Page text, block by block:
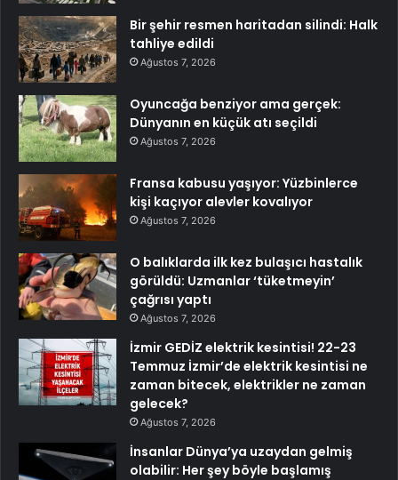
Bir şehir resmen haritadan silindi: Halk
tahliye edildi
Ağustos 7, 2026
Oyuncağa benziyor ama gerçek:
Dünyanın en küçük atı seçildi
Ağustos 7, 2026
Fransa kabusu yaşıyor: Yüzbinlerce
kişi kaçıyor alevler kovalıyor
Ağustos 7, 2026
O balıklarda ilk kez bulaşıcı hastalık
görüldü: Uzmanlar ‘tüketmeyin’
çağrısı yaptı
Ağustos 7, 2026
İzmir GEDİZ elektrik kesintisi! 22-23
Temmuz İzmir’de elektrik kesintisi ne
zaman bitecek, elektrikler ne zaman
gelecek?
Ağustos 7, 2026
İnsanlar Dünya’ya uzaydan gelmiş
olabilir: Her şey böyle başlamış